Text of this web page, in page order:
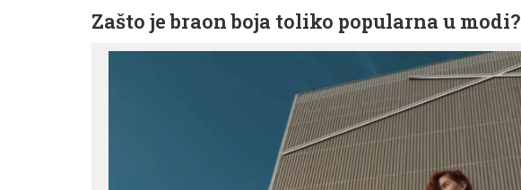
Zašto je braon boja toliko popularna u modi?